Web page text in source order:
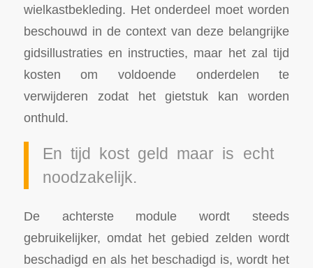
wielkastbekleding. Het onderdeel moet worden
beschouwd in de context van deze belangrijke
gidsillustraties en instructies, maar het zal tijd
kosten om voldoende onderdelen te
verwijderen zodat het gietstuk kan worden
onthuld.
En tijd kost geld maar is echt
noodzakelijk.
De achterste module wordt steeds
gebruikelijker, omdat het gebied zelden wordt
beschadigd en als het beschadigd is, wordt het